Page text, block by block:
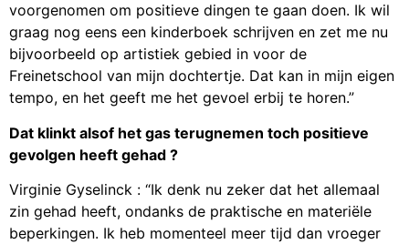
voorgenomen om positieve dingen te gaan doen. Ik wil
graag nog eens een kinderboek schrijven en zet me nu
bijvoorbeeld op artistiek gebied in voor de
Freinetschool van mijn dochtertje. Dat kan in mijn eigen
tempo, en het geeft me het gevoel erbij te horen.”
Dat klinkt alsof het gas terugnemen toch positieve
gevolgen heeft gehad ?
Virginie Gyselinck : “Ik denk nu zeker dat het allemaal
zin gehad heeft, ondanks de praktische en materiële
beperkingen. Ik heb momenteel meer tijd dan vroeger